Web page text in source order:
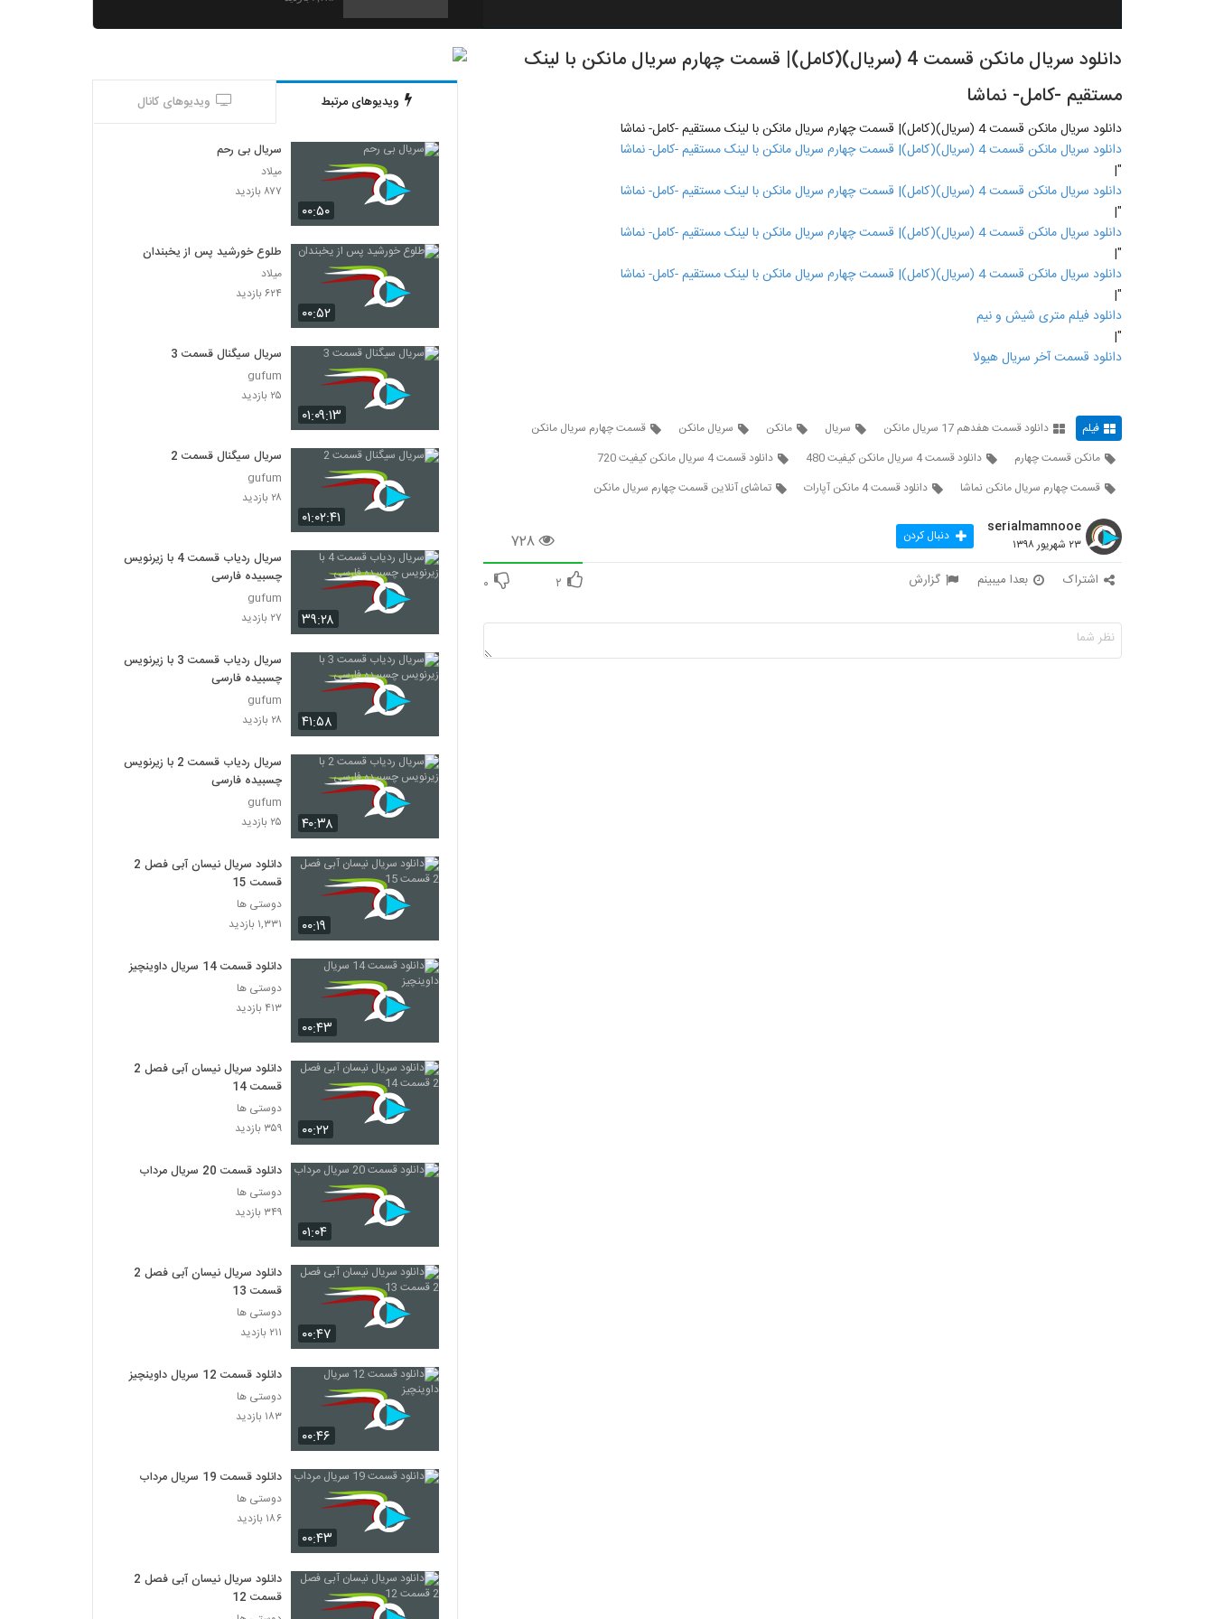
7
دانلود سریال مانکن قسمت 4 (سریال)(کامل)| قسمت چهارم سریال مانکن با لینک
مستقیم -کامل- نماشا
دانلود سریال مانکن قسمت 4 (سریال)(کامل)| قسمت چهارم سریال مانکن با لینک مستقیم -کامل- نماشا
دانلود سریال مانکن قسمت 4 (سریال)(کامل)| قسمت چهارم سریال مانکن با لینک مستقیم -کامل- نماشا
"|
دانلود سریال مانکن قسمت 4 (سریال)(کامل)| قسمت چهارم سریال مانکن با لینک مستقیم -کامل- نماشا
"|
دانلود سریال مانکن قسمت 4 (سریال)(کامل)| قسمت چهارم سریال مانکن با لینک مستقیم -کامل- نماشا
"|
دانلود سریال مانکن قسمت 4 (سریال)(کامل)| قسمت چهارم سریال مانکن با لینک مستقیم -کامل- نماشا
"|
دانلود فیلم متری شیش و نیم
"|
دانلود قسمت آخر سریال هیولا
فیلم دانلود قسمت هفدهم 17 سریال مانکن سریال مانکن سریال مانکن
قسمت چهارم سریال مانکن
مانکن قسمت چهارم
دانلود قسمت 4 سریال مانکن کیفیت 480
دانلود قسمت 4 سریال مانکن کیفیت 720
قسمت چهارم سریال مانکن نماشا
دانلود قسمت 4 مانکن آپارات تماشای آنلاین قسمت چهارم سریال مانکن
۷۲۸
serialmamnooe
۲۳ شهریور ۱۳۹۸ دنبال کردن
اشتراک بعدا میبینم گزارش ۲ ۰
ویدیوهای مرتبط ویدیوهای کانال
۰۰:۵۰
سریال بی رحم
میلاد
۸۷۷ بازدید
۰۰:۵۲
طلوع خورشید پس از یخبندان
میلاد
۶۲۴ بازدید
۰۱:۰۹:۱۳
سریال سیگنال قسمت 3
gufum
۲۵ بازدید
۰۱:۰۲:۴۱
سریال سیگنال قسمت 2
gufum
۲۸ بازدید
۳۹:۲۸
سریال ردیاب قسمت 4 با زیرنویس
چسبیده فارسی
gufum
۲۷ بازدید
۴۱:۵۸
سریال ردیاب قسمت 3 با زیرنویس
چسبیده فارسی
gufum
۲۸ بازدید
۴۰:۳۸
سریال ردیاب قسمت 2 با زیرنویس
چسبیده فارسی
gufum
۲۵ بازدید
۰۰:۱۹
دانلود سریال نیسان آبی فصل 2
قسمت 15
دوستی ها
۱,۳۳۱ بازدید
۰۰:۴۳
دانلود قسمت 14 سریال داوینچیز
دوستی ها
۴۱۳ بازدید
۰۰:۲۲
دانلود سریال نیسان آبی فصل 2
قسمت 14
دوستی ها
۳۵۹ بازدید
۰۱:۰۴
دانلود قسمت 20 سریال مرداب
دوستی ها
۳۴۹ بازدید
۰۰:۴۷
دانلود سریال نیسان آبی فصل 2
قسمت 13
دوستی ها
۲۱۱ بازدید
۰۰:۴۶
دانلود قسمت 12 سریال داوینچیز
دوستی ها
۱۸۳ بازدید
۰۰:۴۳
دانلود قسمت 19 سریال مرداب
دوستی ها
۱۸۶ بازدید
دانلود سریال نیسان آبی فصل 2
قسمت 12